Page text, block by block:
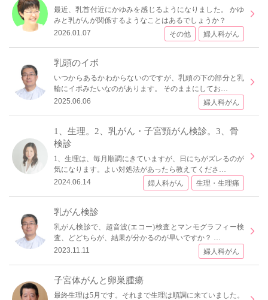
最近、乳首付近にかゆみを感じるようになりました。 かゆ
みと乳がんが関係するようなことはあるでしょうか？
2026.01.07
その他 婦人科がん
乳頭のイボ
いつからあるかわからないのですが、乳頭の下の部分と乳
輪にイボみたいなのがあります。 そのままにしてお…
2025.06.06
婦人科がん
1、生理。2、乳がん・子宮頸がん検診。3、骨
検診
1、生理は、毎月順調にきていますが、日にちがズレるのが
気になります。よい対処法があったら教えてくださ…
2024.06.14
婦人科がん 生理・生理痛
乳がん検診
乳がん検診で、超音波(エコー)検査とマンモグラフィー検
査、どどちらが、結果が分かるのが早いですか？ …
2023.11.11
婦人科がん
子宮体がんと卵巣腫瘍
最終生理は5月です。それまで生理は順調に来ていました。